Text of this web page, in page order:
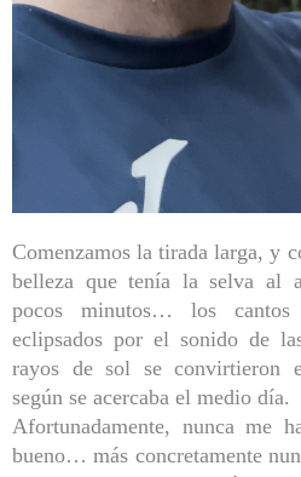
Comenzamos la tirada larga, y
belleza que tenía la selva al
pocos minutos… los
eclipsados por el sonido de
rayos de sol se convirtieron
según se acercaba el medio día.
Afortunadamente, nunca me
bueno… más concretamente